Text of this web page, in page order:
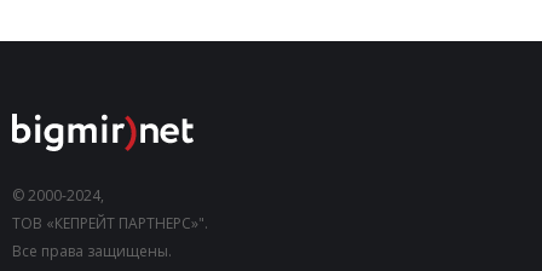
© 2000-2024,
ТОВ «КЕПРЕЙТ ПАРТНЕРС»".
Все права защищены.